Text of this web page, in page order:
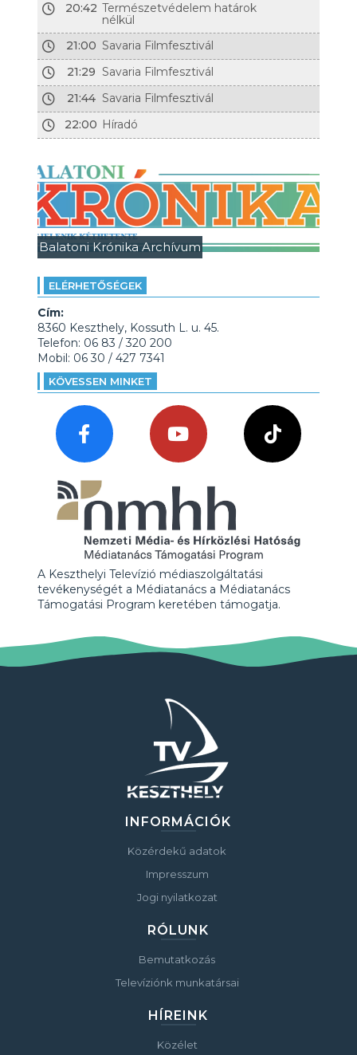
20:42 Természetvédelem határok
nélkül
21:00 Savaria Filmfesztivál
21:29 Savaria Filmfesztivál
21:44 Savaria Filmfesztivál
22:00 Híradó
Balatoni Krónika Archívum
ELÉRHETŐSÉGEK
Cím:
8360 Keszthely, Kossuth L. u. 45.
Telefon: 06 83 / 320 200
Mobil: 06 30 / 427 7341
KÖVESSEN MINKET
A Keszthelyi Televízió médiaszolgáltatási
tevékenységét a Médiatanács a Médiatanács
Támogatási Program keretében támogatja.
INFORMÁCIÓK
Közérdekű adatok
Impresszum
Jogi nyilatkozat
RÓLUNK
Bemutatkozás
Televíziónk munkatársai
HÍREINK
Közélet